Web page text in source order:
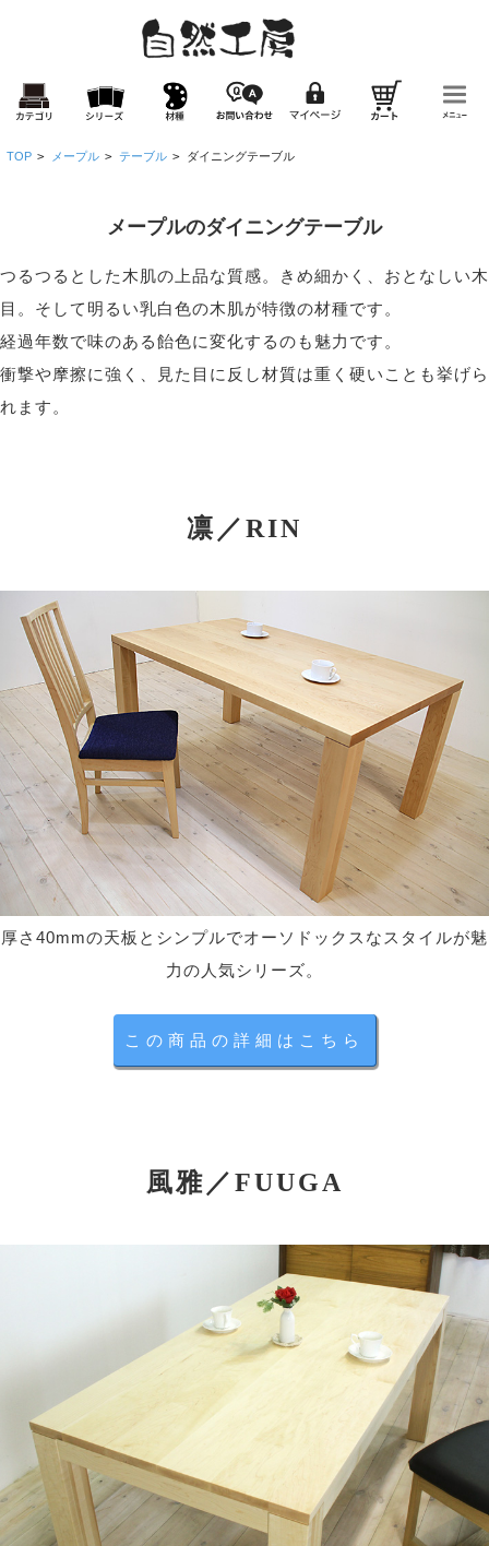
TOP > メープル > テーブル > ダイニングテーブル
メープルのダイニングテーブル
つるつるとした木肌の上品な質感。きめ細かく、おとなしい木
目。そして明るい乳白色の木肌が特徴の材種です。
経過年数で味のある飴色に変化するのも魅力です。
衝撃や摩擦に強く、見た目に反し材質は重く硬いことも挙げら
れます。
凛／RIN
厚さ40mmの天板とシンプルでオーソドックスなスタイルが魅
力の人気シリーズ。
この商品の詳細はこちら
風雅／FUUGA